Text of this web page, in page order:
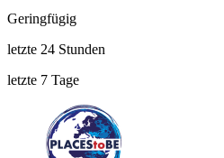
Geringfügig
letzte 24 Stunden
letzte 7 Tage